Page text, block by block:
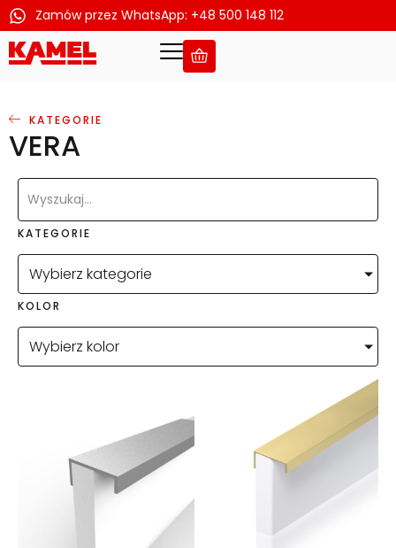
Przejdź
Zamów przez WhatsApp: +48 500 148 112
KATEGORIE
VERA
KATEGORIE
Wybierz kategorie
KOLOR
Wybierz kolor